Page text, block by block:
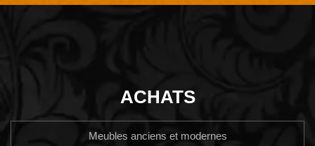
ACHATS
Meubles anciens et modernes